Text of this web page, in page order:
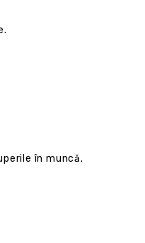
în muncă.